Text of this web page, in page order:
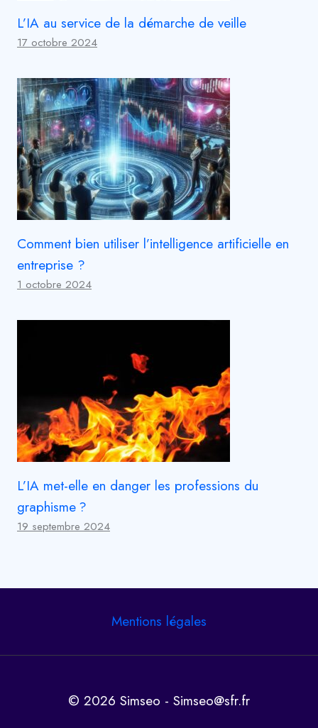
L’IA au service de la démarche de veille
17 octobre 2024
Comment bien utiliser l’intelligence artificielle en
entreprise ?
1 octobre 2024
L’IA met-elle en danger les professions du
graphisme ?
19 septembre 2024
Mentions légales
© 2026 Simseo - Simseo@sfr.fr